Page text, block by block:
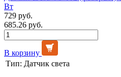
Вт
729 руб.
685.26 руб.
В корзину
Тип: Датчик света